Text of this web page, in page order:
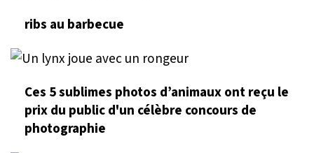
ribs au barbecue
Ces 5 sublimes photos d’animaux ont reçu le
prix du public d'un célèbre concours de
photographie